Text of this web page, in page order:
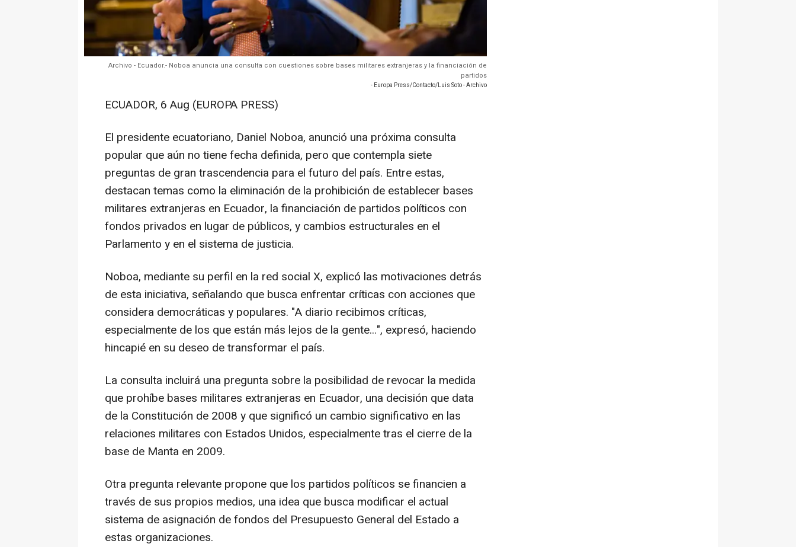
Archivo - Ecuador.- Noboa anuncia una consulta con cuestiones sobre bases militares extranjeras y la financiación de
partidos
- Europa Press/Contacto/Luis Soto - Archivo
ECUADOR, 6 Aug (EUROPA PRESS)
El presidente ecuatoriano, Daniel Noboa, anunció una próxima consulta
popular que aún no tiene fecha definida, pero que contempla siete
preguntas de gran trascendencia para el futuro del país. Entre estas,
destacan temas como la eliminación de la prohibición de establecer bases
militares extranjeras en Ecuador, la financiación de partidos políticos con
fondos privados en lugar de públicos, y cambios estructurales en el
Parlamento y en el sistema de justicia.
Noboa, mediante su perfil en la red social X, explicó las motivaciones detrás
de esta iniciativa, señalando que busca enfrentar críticas con acciones que
considera democráticas y populares. "A diario recibimos críticas,
especialmente de los que están más lejos de la gente...", expresó, haciendo
hincapié en su deseo de transformar el país.
La consulta incluirá una pregunta sobre la posibilidad de revocar la medida
que prohíbe bases militares extranjeras en Ecuador, una decisión que data
de la Constitución de 2008 y que significó un cambio significativo en las
relaciones militares con Estados Unidos, especialmente tras el cierre de la
base de Manta en 2009.
Otra pregunta relevante propone que los partidos políticos se financien a
través de sus propios medios, una idea que busca modificar el actual
sistema de asignación de fondos del Presupuesto General del Estado a
estas organizaciones.